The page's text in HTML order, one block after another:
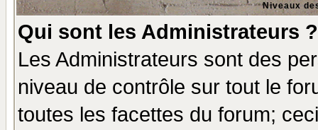
Niveaux
Qui sont les Administrateurs ?
Les Administrateurs sont des
niveau de contrôle sur tout le
toutes les facettes du forum;